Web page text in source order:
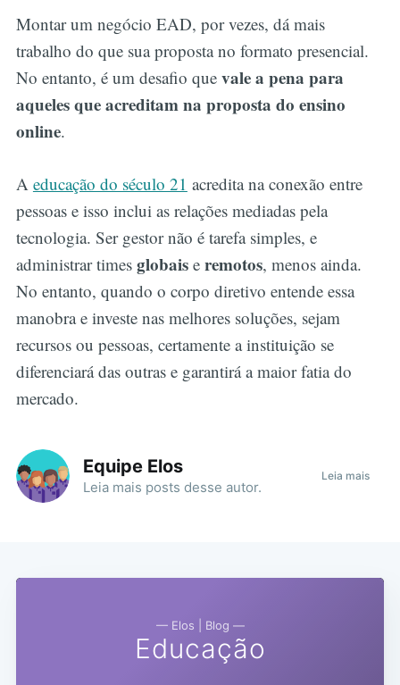
Montar um negócio EAD, por vezes, dá mais
trabalho do que sua proposta no formato presencial.
No entanto, é um desafio que vale a pena para
aqueles que acreditam na proposta do ensino
online.
A educação do século 21 acredita na conexão entre
pessoas e isso inclui as relações mediadas pela
tecnologia. Ser gestor não é tarefa simples, e
administrar times globaise remotos, menos ainda.
No entanto, quando o corpo diretivo entende essa
manobra e investe nas melhores soluções, sejam
recursos ou pessoas, certamente a instituição se
diferenciará das outras e garantirá a maior fatia do
mercado.
Equipe Elos
Leia mais posts desse autor.
Leia mais
— Elos | Blog —
Educação